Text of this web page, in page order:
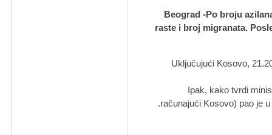
Beograd -Po broju
raste i broj migranata.
Uključujući Kosovo,
Ipak, kako tvrdi
računajući Kosovo) pao je